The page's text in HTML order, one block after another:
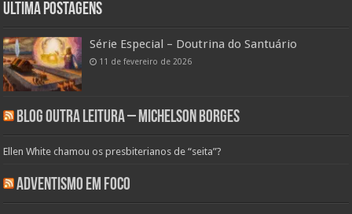
Ultima Postagens
Série Especial – Doutrina do Santuário
11 de fevereiro de 2026
Blog Outra Leitura – Michelson Borges
Ellen White chamou os presbiterianos de “seita”?
Adventismo em Foco